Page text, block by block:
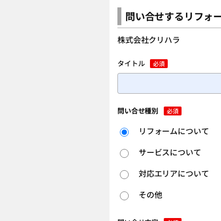
問い合せするリフォ
株式会社クリハラ
タイトル 必須
問い合せ種別 必須
リフォームについて
サービスについて
対応エリアについて
その他